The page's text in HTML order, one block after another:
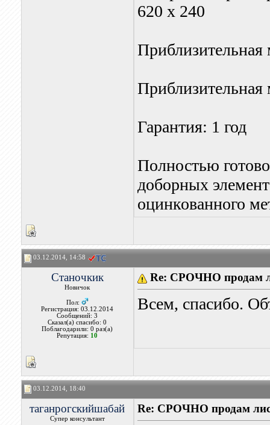
620 x 240
Приблизительная
Приблизительная
Гарантия: 1 год
Полностью
доборных
оцинкованного
03.12.2014, 14:58
Станочкик
Новичок
Пол:
Регистрация: 03.12.2014
Сообщений: 3
Сказал(а) спасибо: 0
Поблагодарили: 0 раз(а)
Репутация: 10
Re: СРОЧНО продам
Всем, спасибо.
03.12.2014, 18:40
таганрогскийшабай
Супер консультант
Re: СРОЧНО продам